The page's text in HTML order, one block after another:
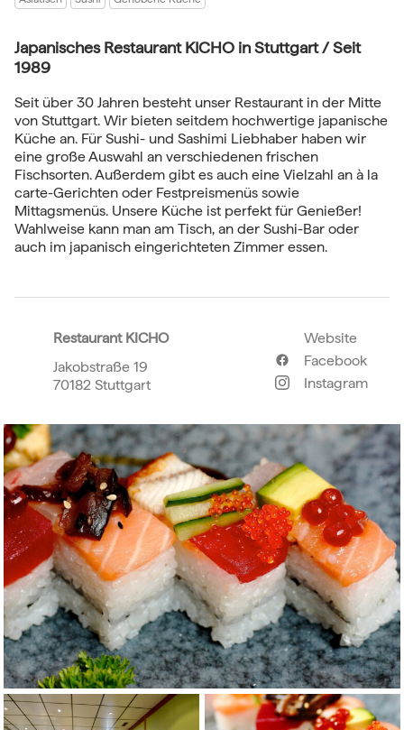
Japanisches Restaurant KICHO in Stuttgart / Seit
1989
Seit über 30 Jahren besteht unser Restaurant in der Mitte
von Stuttgart. Wir bieten seitdem hochwertige japanische
Küche an. Für Sushi- und Sashimi Liebhaber haben wir
eine große Auswahl an verschiedenen frischen
Fischsorten. Außerdem gibt es auch eine Vielzahl an à la
carte-Gerichten oder Festpreismenüs sowie
Mittagsmenüs. Unsere Küche ist perfekt für Genießer!
Wahlweise kann man am Tisch, an der Sushi-Bar oder
auch im japanisch eingerichteten Zimmer essen.
Restaurant KICHO
Jakobstraße 19
70182 Stuttgart
Website
Facebook
Instagram